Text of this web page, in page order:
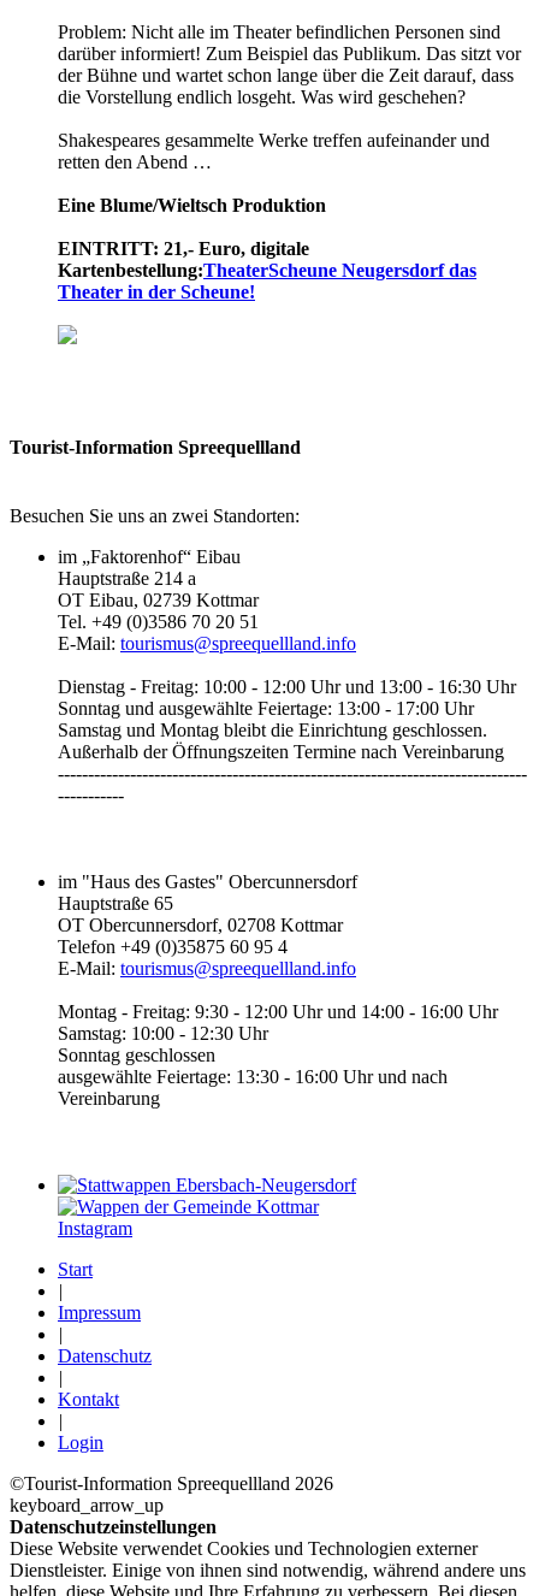
Problem: Nicht alle im Theater befindlichen Personen sind
darüber informiert! Zum Beispiel das Publikum. Das sitzt vor
der Bühne und wartet schon lange über die Zeit darauf, dass
die Vorstellung endlich losgeht. Was wird geschehen?
Shakespeares gesammelte Werke treffen aufeinander und
retten den Abend …
Eine Blume/­Wieltsch Produktion
EINTRITT: 21,- Euro, digitale
Kartenbestellung:TheaterScheune Neugersdorf das
Theater in der Scheune!
Tourist-Information Spreequellland
Besuchen Sie uns an zwei Standorten:
im „Faktorenhof“ Eibau
Hauptstraße 214 a
OT Eibau, 02739 Kottmar
Tel. +49 (0)3586 70 20 51
E-Mail: tourismus@spreequellland.info
Dienstag - Freitag: 10:00 - 12:00 Uhr und 13:00 - 16:30 Uhr
Sonntag und ausgewählte Feiertage: 13:00 - 17:00 Uhr
Samstag und Montag bleibt die Einrichtung geschlossen.
Außerhalb der Öffnungszeiten Termine nach Vereinbarung
------------------------------------------------------------------------------
-----------‎
im "Haus des Gastes" Obercunnersdorf
Hauptstraße 65
OT Obercunnersdorf, 02708 Kottmar
Telefon +49 (0)35875 60 95 4
E-Mail: tourismus@spreequellland.info
Montag - Freitag: 9:30 - 12:00 Uhr und 14:00 - 16:00 Uhr
Samstag: 10:00 - 12:30 Uhr
Sonntag geschlossen
ausgewählte Feiertage: 13:30 - 16:00 Uhr und nach
Vereinbarung
Instagram
Start
|
Impressum
|
Datenschutz
|
Kontakt
|
Login
©Tourist-Information Spreequellland 2026
keyboard_arrow_up
Datenschutzeinstellungen
Diese Website verwendet Cookies und Technologien externer
Dienstleister. Einige von ihnen sind notwendig, während andere uns
helfen, diese Website und Ihre Erfahrung zu verbessern. Bei diesen